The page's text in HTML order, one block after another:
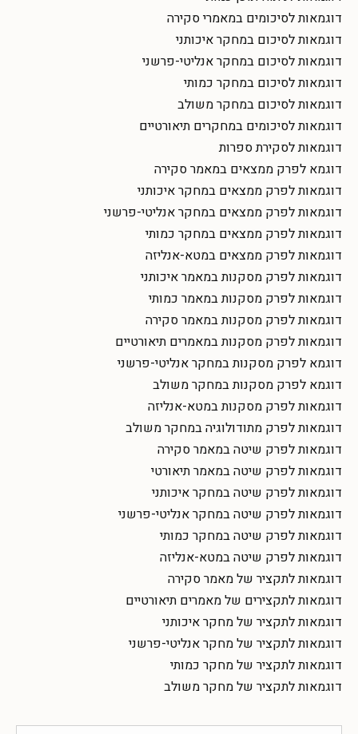
דוגמאות לסיכומים במאמרי סקירה
דוגמאות לסיכום במחקר איכותני
דוגמאות לסיכום במחקר אנליטי-פרשני
דוגמאות לסיכום במחקר כמותי
דוגמאות לסיכום במחקר משולב
דוגמאות לסיכומים במחקרים תיאורטיים
דוגמאות לסקירת ספרות
דוגמא לפרק ממצאים במאמר סקירה
דוגמאות לפרק ממצאים במחקר איכותני
דוגמאות לפרק ממצאים במחקר אנליטי-פרשני
דוגמאות לפרק ממצאים במחקר כמותי
דוגמאות לפרק ממצאים במטא-אנליזה
דוגמאות לפרק מסקנות במאמר איכותני
דוגמאות לפרק מסקנות במאמר כמותי
דוגמאות לפרק מסקנות במאמר סקירה
דוגמאות לפרק מסקנות במאמרים תיאורטיים
דוגמא לפרק מסקנות במחקר אנליטי-פרשני
דוגמא לפרק מסקנות במחקר משולב
דוגמאות לפרק מסקנות במטא-אנליזה
דוגמאות לפרק מתודולוגיה במחקר משולב
דוגמאות לפרק שיטה במאמר סקירה
דוגמאות לפרק שיטה במאמר תיאורטי
דוגמאות לפרק שיטה במחקר איכותני
דוגמאות לפרק שיטה במחקר אנליטי-פרשני
דוגמאות לפרק שיטה במחקר כמותי
דוגמאות לפרק שיטה במטא-אנליזה
דוגמאות לתקציר של מאמר סקירה
דוגמאות לתקצירים של מאמרים תיאורטיים
דוגמאות לתקציר של מחקר איכותני
דוגמאות לתקציר של מחקר אנליטי-פרשני
דוגמאות לתקציר של מחקר כמותי
דוגמאות לתקציר של מחקר משולב